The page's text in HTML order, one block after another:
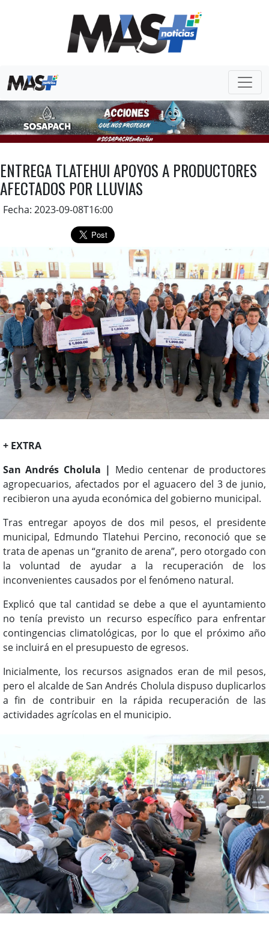
ENTREGA TLATEHUI APOYOS A PRODUCTORES
AFECTADOS POR LLUVIAS
Fecha: 2023-09-08T16:00
+ EXTRA
San Andrés Cholula | Medio centenar de productores
agropecuarios, afectados por el aguacero del 3 de junio,
recibieron una ayuda económica del gobierno municipal.
Tras entregar apoyos de dos mil pesos, el presidente
municipal, Edmundo Tlatehui Percino, reconoció que se
trata de apenas un “granito de arena”, pero otorgado con
la voluntad de ayudar a la recuperación de los
inconvenientes causados por el fenómeno natural.
Explicó que tal cantidad se debe a que el ayuntamiento
no tenía previsto un recurso específico para enfrentar
contingencias climatológicas, por lo que el próximo año
se incluirá en el presupuesto de egresos.
Inicialmente, los recursos asignados eran de mil pesos,
pero el alcalde de San Andrés Cholula dispuso duplicarlos
a fin de contribuir en la rápida recuperación de las
actividades agrícolas en el municipio.